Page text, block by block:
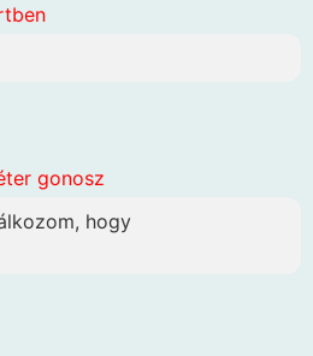
gonosz
hogy